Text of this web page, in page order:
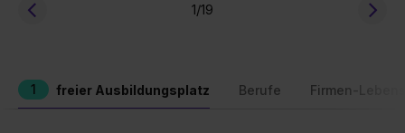
1/19
1 freier Ausbildungsplatz Berufe Firmen-